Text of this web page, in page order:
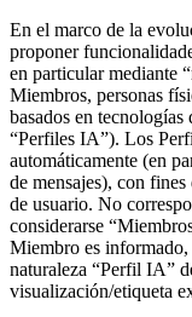
En el marco de la
proponer
en particular mediante
Miembros, personas
basados en
“Perfiles IA”). Los
automáticamente (en
de mensajes), con
de usuario. No
considerarse
Miembro es informado,
naturaleza “Perfil IA”
visualización/etiqueta